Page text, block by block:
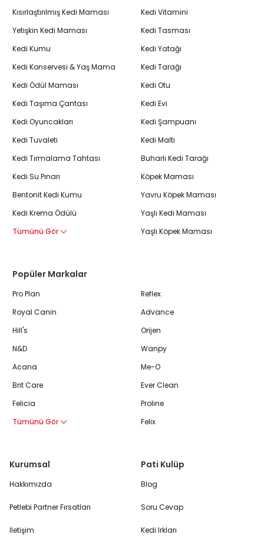
Kısırlaştırılmış Kedi Maması
Yetişkin Kedi Maması
Kedi Kumu
Kedi Konservesi & Yaş Mama
Kedi Ödül Maması
Kedi Taşıma Çantası
Kedi Oyuncakları
Kedi Tuvaleti
Kedi Tırmalama Tahtası
Kedi Su Pınarı
Bentonit Kedi Kumu
Kedi Krema Ödülü
Tümünü Gör
Kedi Vitamini
Kedi Tasması
Kedi Yatağı
Kedi Tarağı
Kedi Otu
Kedi Evi
Kedi Şampuanı
Kedi Maltı
Buharlı Kedi Tarağı
Köpek Maması
Yavru Köpek Maması
Yaşlı Kedi Maması
Yaşlı Köpek Maması
Popüler Markalar
Pro Plan
Royal Canin
Hill's
N&D
Acana
Brit Care
Felicia
Tümünü Gör
Reflex
Advance
Orijen
Wanpy
Me-O
Ever Clean
Proline
Felix
Kurumsal
Hakkımızda
Petlebi Partner Fırsatları
İletişim
Pati Kulüp
Blog
Soru Cevap
Kedi Irkları